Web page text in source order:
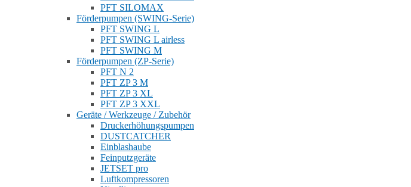
PFT SILOMAX
Förderpumpen (SWING-Serie)
PFT SWING L
PFT SWING L airless
PFT SWING M
Förderpumpen (ZP-Serie)
PFT N 2
PFT ZP 3 M
PFT ZP 3 XL
PFT ZP 3 XXL
Geräte / Werkzeuge / Zubehör
Druckerhöhungspumpen
DUSTCATCHER
Einblashaube
Feinputzgeräte
JETSET pro
Luftkompressoren